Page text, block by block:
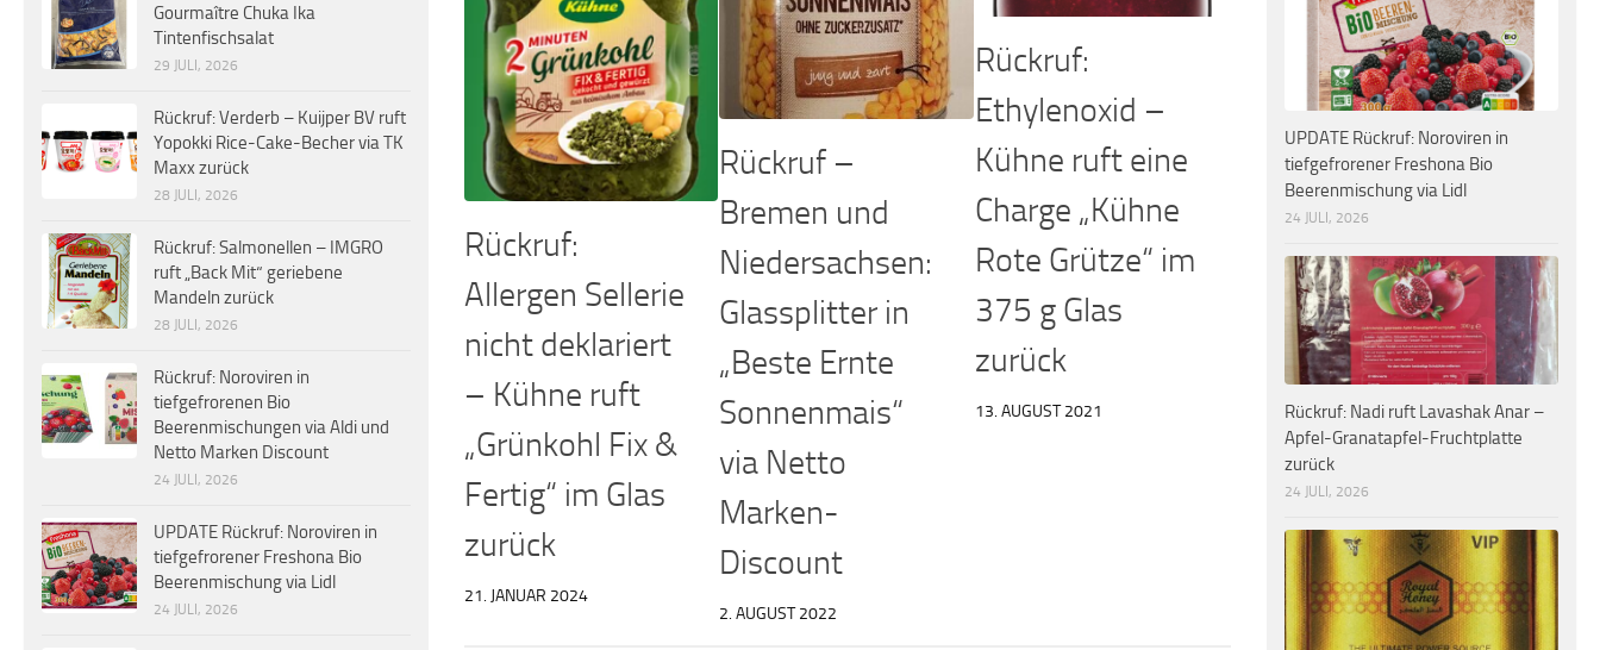
Rückruf:
Allergen Sellerie
nicht deklariert
– Kühne ruft
„Grünkohl Fix &
Fertig“ im Glas
zurück
21. JANUAR 2024
Rückruf –
Bremen und
Niedersachsen:
Glassplitter in
„Beste Ernte
Sonnenmais“
via Netto
Marken-
Discount
2. AUGUST 2022
Rückruf:
Ethylenoxid –
Kühne ruft eine
Charge „Kühne
Rote Grütze“ im
375 g Glas
zurück
13. AUGUST 2021
Gourmaître Chuka Ika
Tintenfischsalat
29 JULI, 2026
Rückruf: Verderb – Kuijper BV ruft
Yopokki Rice-Cake-Becher via TK
Maxx zurück
28 JULI, 2026
Rückruf: Salmonellen – IMGRO
ruft „Back Mit“ geriebene
Mandeln zurück
28 JULI, 2026
Rückruf: Noroviren in
tiefgefrorenen Bio
Beerenmischungen via Aldi und
Netto Marken Discount
24 JULI, 2026
UPDATE Rückruf: Noroviren in
tiefgefrorener Freshona Bio
Beerenmischung via Lidl
24 JULI, 2026
UPDATE Rückruf: Noroviren in
tiefgefrorener Freshona Bio
Beerenmischung via Lidl
24 JULI, 2026
Rückruf: Nadi ruft Lavashak Anar –
Apfel-Granatapfel-Fruchtplatte
zurück
24 JULI, 2026